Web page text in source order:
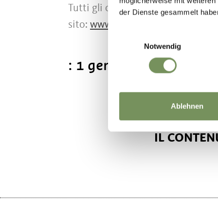
der Dienste gesammelt
Notwendig
Ablehnen
Tutti gli orari e ulteriori
sito: www.altoadigemobilita.info
: 1 gennaio - 1 dicembre
IL